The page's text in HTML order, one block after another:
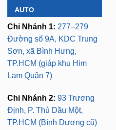
AUTO
Chi Nhánh 1: 277–279
Đường số 9A, KDC Trung
Sơn, xã Bình Hưng,
TP.HCM (giáp khu Him
Lam Quận 7)
Chi Nhánh 2: 93 Trương
Định, P. Thủ Dầu Một,
TP.HCM (Bình Dương cũ)